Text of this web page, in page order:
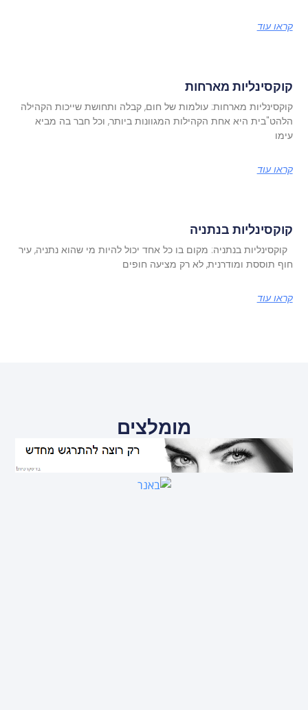
קראו עוד
קוקסינליות מארחות
קוקסינליות מארחות: עולמות של חום, קבלה ותחושת שייכות הקהילה
הלהט"בית היא אחת הקהילות המגוונות ביותר, וכל חבר בה מביא
עימו
קראו עוד
קוקסינליות בנתניה
קוקסינליות בנתניה: מקום בו כל אחד יכול להיות מי שהוא נתניה, עיר
חוף תוססת ומודרנית, לא רק מציעה חופים
קראו עוד
מומלצים